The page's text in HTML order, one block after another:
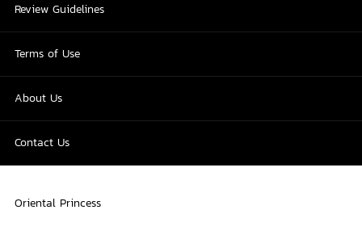
Review Guidelines
Terms of Use
About Us
Contact Us
Oriental Princess